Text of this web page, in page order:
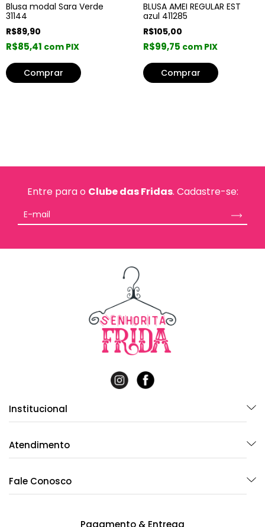
Blusa modal Sara Verde
31144
R$89,90
R$85,41 com PIX
BLUSA AMEI REGULAR EST
azul 411285
R$105,00
R$99,75 com PIX
Comprar
Entre para o Clube das Fridas. Cadastre-se:
Institucional
Atendimento
Fale Conosco
Pagamento & Entrega